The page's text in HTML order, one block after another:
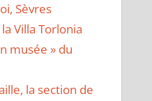
Sèvres
Villa Torlonia
musée » du
la section de